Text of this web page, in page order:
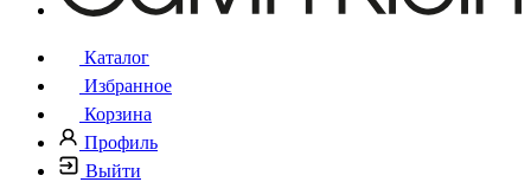
Каталог
Избранное
Корзина
Профиль
Выйти